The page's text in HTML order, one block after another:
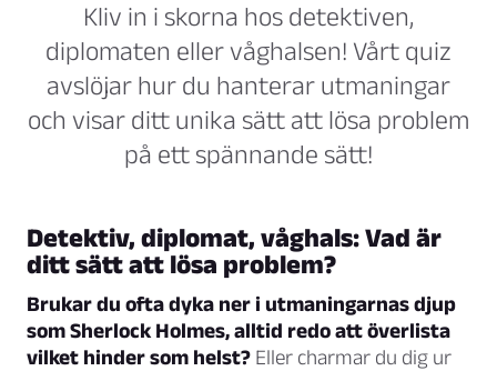
Kliv in i skorna hos detektiven,
diplomaten eller våghalsen! Vårt quiz
avslöjar hur du hanterar utmaningar
och visar ditt unika sätt att lösa problem
på ett spännande sätt!
Detektiv, diplomat, våghals: Vad är
ditt sätt att lösa problem?
Brukar du ofta dyka ner i utmaningarnas djup
som Sherlock Holmes, alltid redo att överlista
vilket hinder som helst? Eller charmar du dig ur